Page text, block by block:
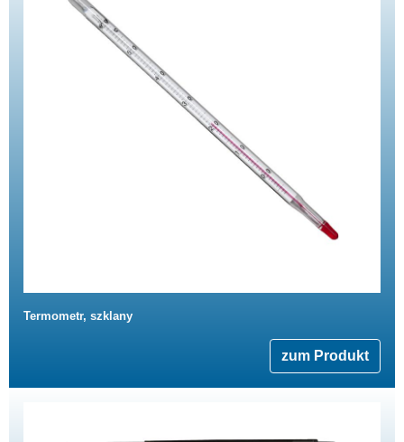
Termometr, szklany
zum Produkt